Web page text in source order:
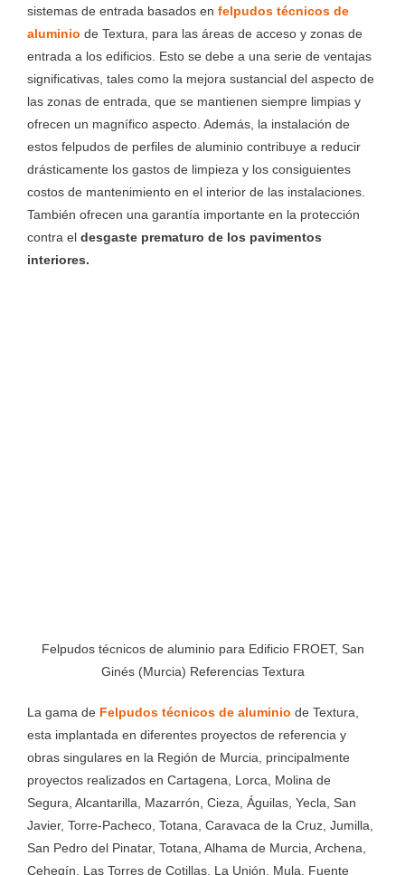
sistemas de entrada basados en felpudos técnicos de
aluminio de Textura, para las áreas de acceso y zonas de
entrada a los edificios. Esto se debe a una serie de ventajas
significativas, tales como la mejora sustancial del aspecto de
las zonas de entrada, que se mantienen siempre limpias y
ofrecen un magnífico aspecto. Además, la instalación de
estos felpudos de perfiles de aluminio contribuye a reducir
drásticamente los gastos de limpieza y los consiguientes
costos de mantenimiento en el interior de las instalaciones.
También ofrecen una garantía importante en la protección
contra el desgaste prematuro de los pavimentos
interiores.
Felpudos técnicos de aluminio para Edificio FROET, San
Ginés (Murcia) Referencias Textura
La gama de Felpudos técnicos de aluminio de Textura,
esta implantada en diferentes proyectos de referencia y
obras singulares en la Región de Murcia, principalmente
proyectos realizados en Cartagena, Lorca, Molina de
Segura, Alcantarilla, Mazarrón, Cieza, Águilas, Yecla, San
Javier, Torre-Pacheco, Totana, Caravaca de la Cruz, Jumilla,
San Pedro del Pinatar, Totana, Alhama de Murcia, Archena,
Cehegín, Las Torres de Cotillas, La Unión, Mula, Fuente